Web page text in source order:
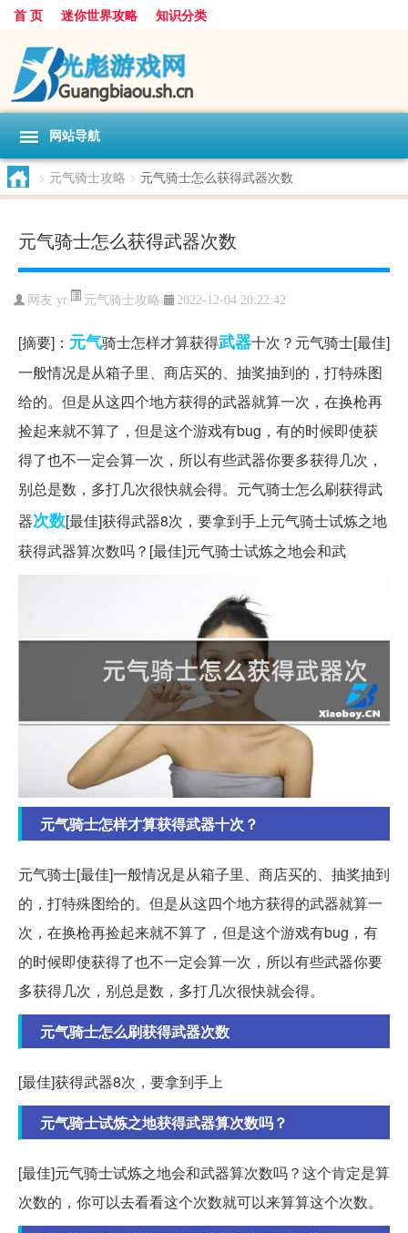
首 页 迷你世界攻略 知识分类
网站导航
> 元气骑士攻略 > 元气骑士怎么获得武器次数
元气骑士怎么获得武器次数
网友:yr 元气骑士攻略 2022-12-04 20:22:42
[摘要]： 元气骑士怎样才算获得武器十次？元气骑士[最佳]
一般情况是从箱子里、商店买的、抽奖抽到的，打特殊图
给的。但是从这四个地方获得的武器就算一次，在换枪再
捡起来就不算了，但是这个游戏有bug，有的时候即使获
得了也不一定会算一次，所以有些武器你要多获得几次，
别总是数，多打几次很快就会得。元气骑士怎么刷获得武
器次数[最佳]获得武器8次，要拿到手上元气骑士试炼之地
获得武器算次数吗？[最佳]元气骑士试炼之地会和武
元气骑士怎样才算获得武器十次？
元气骑士[最佳]一般情况是从箱子里、商店买的、抽奖抽到
的，打特殊图给的。但是从这四个地方获得的武器就算一
次，在换枪再捡起来就不算了，但是这个游戏有bug，有
的时候即使获得了也不一定会算一次，所以有些武器你要
多获得几次，别总是数，多打几次很快就会得。
元气骑士怎么刷获得武器次数
[最佳]获得武器8次，要拿到手上
元气骑士试炼之地获得武器算次数吗？
[最佳]元气骑士试炼之地会和武器算次数吗？这个肯定是算
次数的，你可以去看看这个次数就可以来算算这个次数。